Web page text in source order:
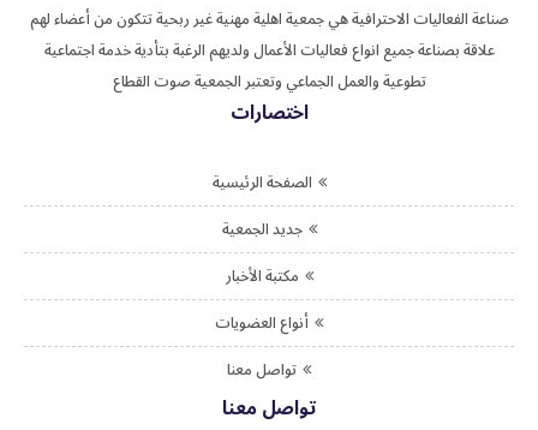
صناعة الفعاليات الاحترافية هي جمعية اهلية مهنية غير ربحية تتكون من أعضاء لهم
علاقة بصناعة جميع انواع فعاليات الأعمال ولديهم الرغبة بتأدية خدمة اجتماعية
تطوعية والعمل الجماعي وتعتبر الجمعية صوت القطاع
اختصارات
الصفحة الرئيسية
جديد الجمعية
مكتبة الأخبار
أنواع العضويات
تواصل معنا
تواصل معنا